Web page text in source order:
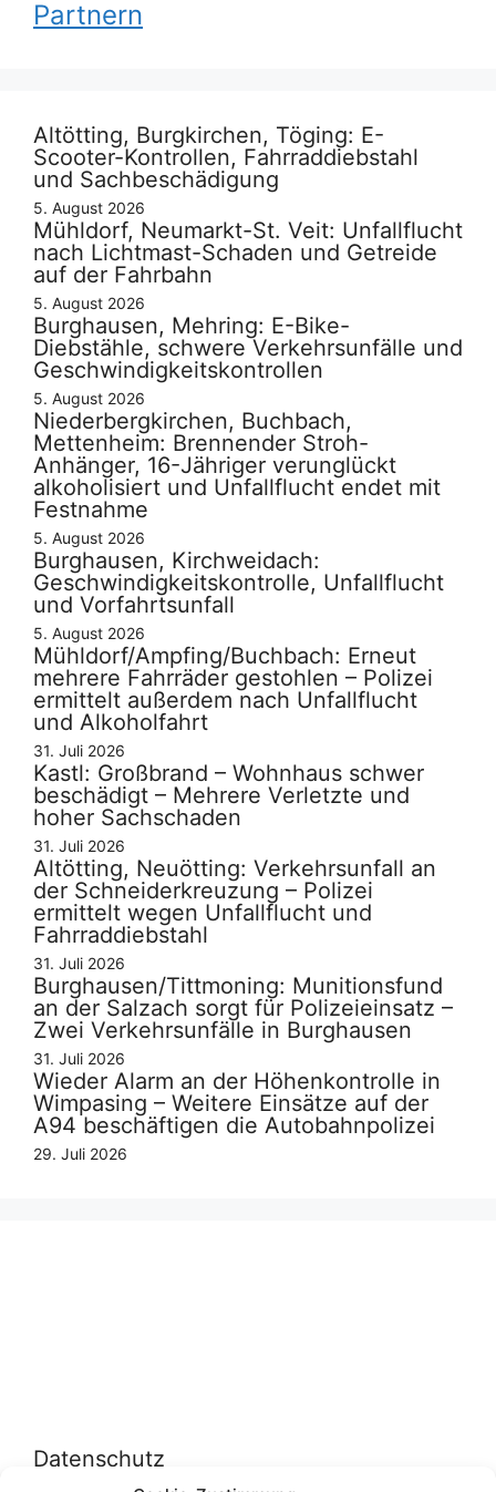
Partnern
Altötting, Burgkirchen, Töging: E-
Scooter-Kontrollen, Fahrraddiebstahl
und Sachbeschädigung
5. August 2026
Mühldorf, Neumarkt-St. Veit: Unfallflucht
nach Lichtmast-Schaden und Getreide
auf der Fahrbahn
5. August 2026
Burghausen, Mehring: E-Bike-
Diebstähle, schwere Verkehrsunfälle und
Geschwindigkeitskontrollen
5. August 2026
Niederbergkirchen, Buchbach,
Mettenheim: Brennender Stroh-
Anhänger, 16-Jähriger verunglückt
alkoholisiert und Unfallflucht endet mit
Festnahme
5. August 2026
Burghausen, Kirchweidach:
Geschwindigkeitskontrolle, Unfallflucht
und Vorfahrtsunfall
5. August 2026
Mühldorf/Ampfing/Buchbach: Erneut
mehrere Fahrräder gestohlen – Polizei
ermittelt außerdem nach Unfallflucht
und Alkoholfahrt
31. Juli 2026
Kastl: Großbrand – Wohnhaus schwer
beschädigt – Mehrere Verletzte und
hoher Sachschaden
31. Juli 2026
Altötting, Neuötting: Verkehrsunfall an
der Schneiderkreuzung – Polizei
ermittelt wegen Unfallflucht und
Fahrraddiebstahl
31. Juli 2026
Burghausen/Tittmoning: Munitionsfund
an der Salzach sorgt für Polizeieinsatz –
Zwei Verkehrsunfälle in Burghausen
31. Juli 2026
Wieder Alarm an der Höhenkontrolle in
Wimpasing – Weitere Einsätze auf der
A94 beschäftigen die Autobahnpolizei
29. Juli 2026
Datenschutz